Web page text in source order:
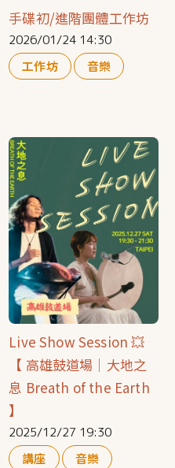
手碟初/進階團體工作坊
2026/01/24 14:30
工作坊
音樂
Live Show Session 💥
【 高雄鼓道場｜大地之
息 Breath of the Earth
】
2025/12/27 19:30
講座
音樂